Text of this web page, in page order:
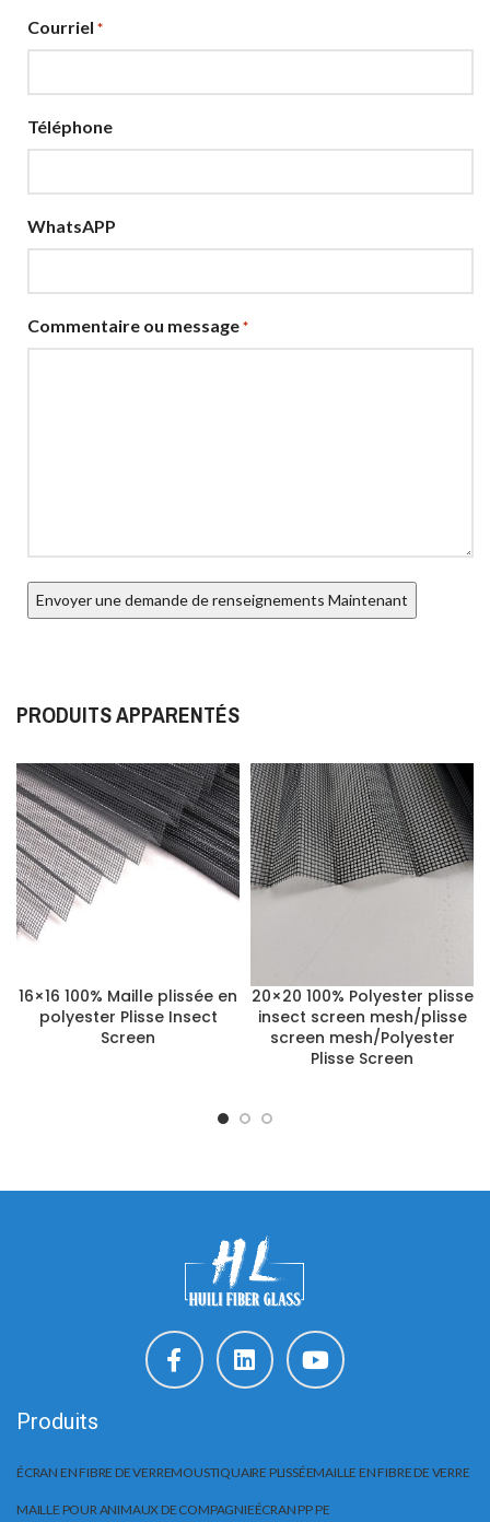
Courriel *
Téléphone
WhatsAPP
Commentaire ou message *
PRODUITS APPARENTÉS
16×16 100% Maille plissée en
polyester Plisse Insect
Screen
20×20 100% Polyester plisse
insect screen mesh/plisse
screen mesh/Polyester
Plisse Screen
Produits
ÉCRAN EN FIBRE DE VERREMOUSTIQUAIRE PLISSÉEMAILLE EN FIBRE DE VERRE
MAILLE POUR ANIMAUX DE COMPAGNIEÉCRAN PP PE